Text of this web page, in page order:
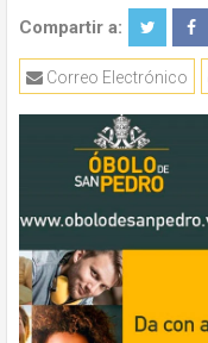
Compartir a:
Correo Electrónico